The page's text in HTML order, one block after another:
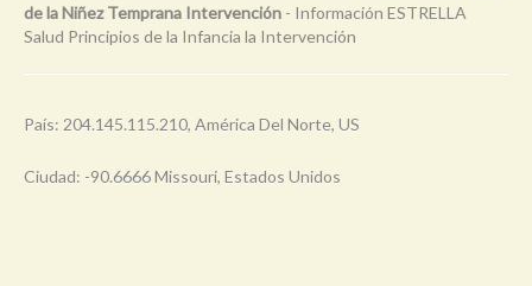
de la Niñez Temprana Intervención - Información ESTRELLA
Salud Principios de la Infancia la Intervención
País: 204.145.115.210, América Del Norte, US
Ciudad: -90.6666 Missouri, Estados Unidos